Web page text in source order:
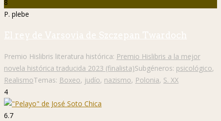
8
P. plebe
El rey de Varsovia de Szczepan Twardoch
Premio Hislibris literatura histórica: Premio Hislibris a la mejor
novela histórica traducida 2023 (finalista)Subgéneros: psicológico,
RealismoTemas: Boxeo, judío, nazismo, Polonia, S. XX
4
6.7